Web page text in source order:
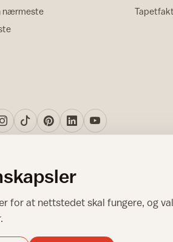
nærmeste
© 1995-2026. All Rights Reserved.
redaktør: Helge Bod Vangen
for at nettstedet skal fungere, og